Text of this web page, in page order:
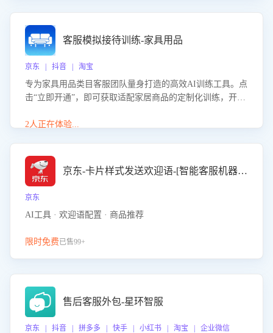
客服模拟接待训练-家具用品
京东 | 抖音 | 淘宝
专为家具用品类目客服团队量身打造的高效AI训练工具。点
击“立即开通”，即可获取适配家居商品的定制化训练，开启
能、尺寸参数咨询等高频场景下的专业应对能力。
2人正在体验...
京东-卡片样式发送欢迎语-[智能客服机器人]
京东
AI工具 · 欢迎语配置 · 商品推荐
限时免费已售99+
售后客服外包-星环智服
京东 | 抖音 | 拼多多 | 快手 | 小红书 | 淘宝 | 企业微信